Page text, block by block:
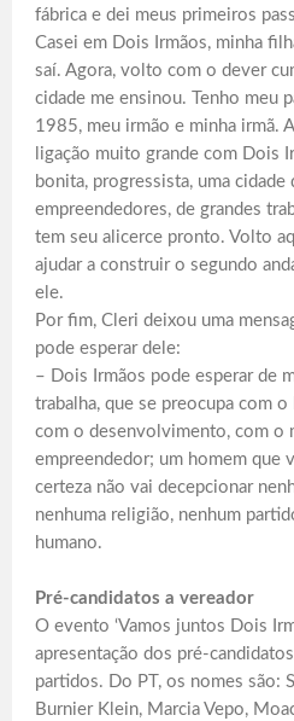
fábrica e dei meus primeiros
Casei em Dois Irmãos, minha
saí. Agora, volto com o dever
cidade me ensinou. Tenho meu
1985, meu irmão e minha irmã.
ligação muito grande com Dois
bonita, progressista, uma cidade
empreendedores, de grandes
tem seu alicerce pronto. Volto
ajudar a construir o segundo
ele.
Por fim, Cleri deixou uma
pode esperar dele:
– Dois Irmãos pode esperar de
trabalha, que se preocupa com
com o desenvolvimento, com o
empreendedor; um homem que
certeza não vai decepcionar
nenhuma religião, nenhum
humano.
Pré-candidatos a vereador
O evento ‘Vamos juntos Dois
apresentação dos pré-
partidos. Do PT, os nomes são:
Burnier Klein, Marcia Vepo,